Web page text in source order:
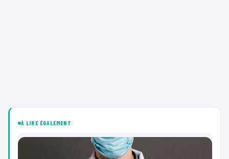
À LIRE ÉGALEMENT